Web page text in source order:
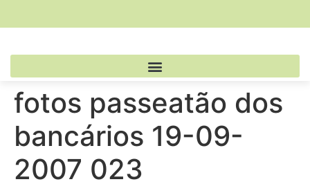
fotos passeatão dos
bancários 19-09-
2007 023